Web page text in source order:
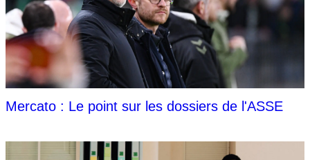
Mercato : Le point sur les dossiers de l'ASSE